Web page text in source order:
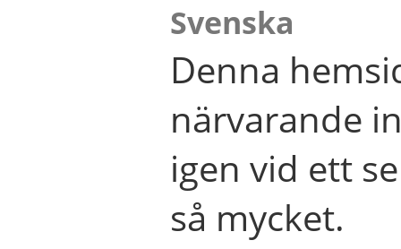
Svenska
Denna
närvarande
igen vid ett
så mycket.